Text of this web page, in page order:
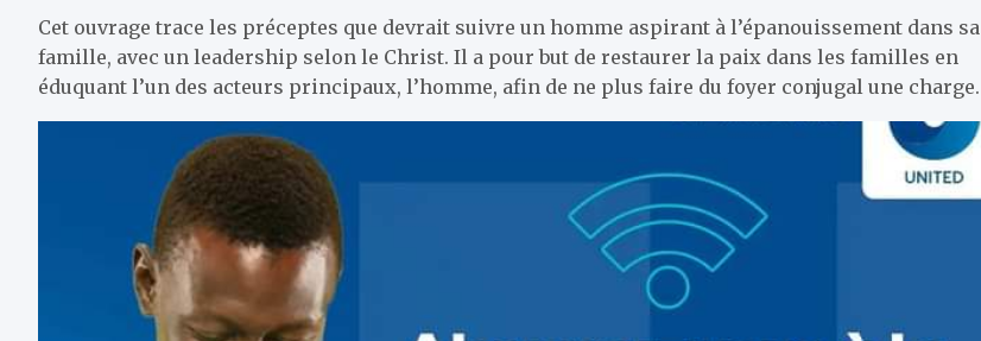
Cet ouvrage trace les préceptes que devrait suivre un homme aspirant à l’épanouissement dans sa
famille, avec un leadership selon le Christ. Il a pour but de restaurer la paix dans les familles en
éduquant l’un des acteurs principaux, l’homme, afin de ne plus faire du foyer conjugal une charge.